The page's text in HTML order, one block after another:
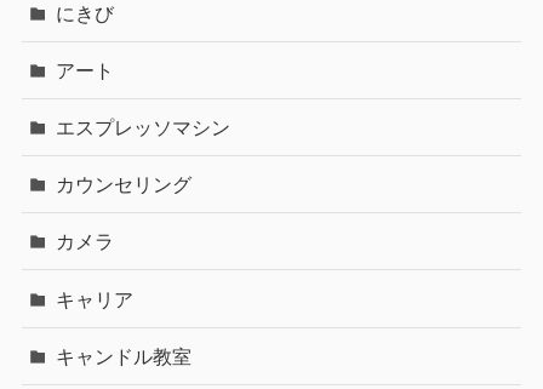
にきび
アート
エスプレッソマシン
カウンセリング
カメラ
キャリア
キャンドル教室